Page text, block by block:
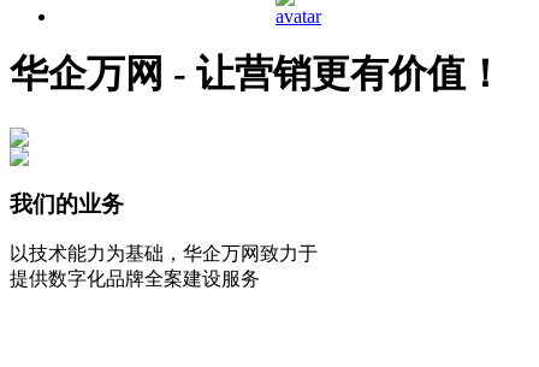
华企万网 - 让营销更有价值！
我们的业务
以技术能力为基础，华企万网致力于
提供数字化品牌全案建设服务